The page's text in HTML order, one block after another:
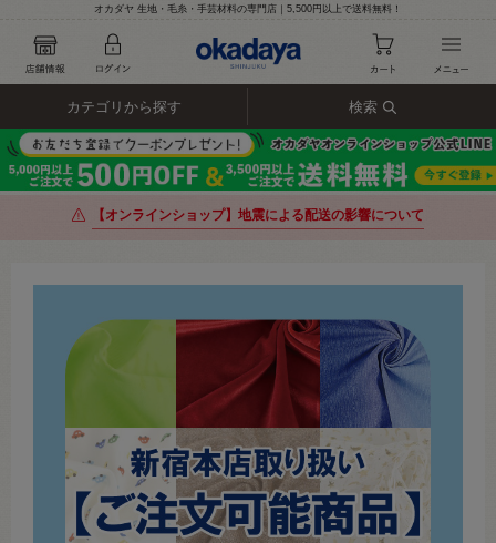
オカダヤ 生地・毛糸・手芸材料の専門店｜5,500円以上で送料無料！
カテゴリから探す 検索
【オンラインショップ】地震による配送の影響について